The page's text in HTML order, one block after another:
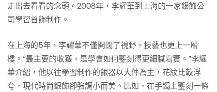
走出去看看的念頭。2008年，李耀華到上海的一家銀飾公
司學習首飾制作。
在上海的5年，李耀華不僅開闊了視野，技藝也更上一層
樓。“最主要的收獲，是學會如何鏨刻得更細膩寫實。”李耀
華介紹，他以往學習制作的銀器以大件為主，花紋比較浮
夸，現代時尚銀飾卻強調小而美。比如，在手鐲上鏨刻一條